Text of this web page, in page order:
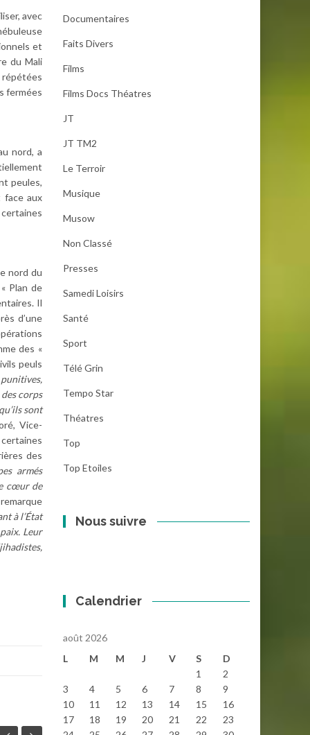
avec
et
du Mali
répétées
fermées
nord, a
peules,
face aux
nord du
Plan de
Il
d’une
des «
peuls
corps
sont
Vice-
des
armés
cœur de
à l’État
Leur
Documentaires
Faits Divers
Films
Films Docs Théatres
JT
JT TM2
Le Terroir
Musique
Musow
Non Classé
Presses
Samedi Loisirs
Santé
Sport
Télé Grin
Tempo Star
Théatres
Top
Top Etoiles
Nous suivre
Calendrier
août 2026
L
M M J V S D
1
2
3
4 5 6 7 8
9
10
11 12 13 14 15
16
17
18 19 20 21 22
23